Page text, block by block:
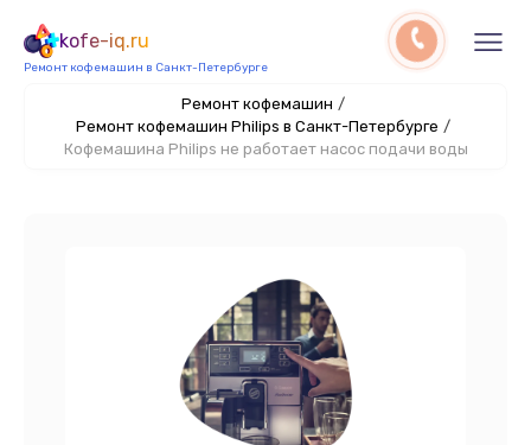
kofe-iq.ru
Ремонт кофемашин в Санкт-Петербурге
Ремонт кофемашин /
Ремонт кофемашин Philips в Санкт-Петербурге /
Кофемашина Philips не работает насос подачи воды